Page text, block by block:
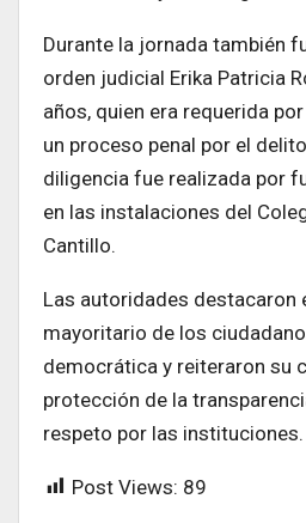
Durante la jornada también
orden judicial Erika Patricia
años, quien era requerida
un proceso penal por el
diligencia fue realizada por
en las instalaciones del
Cantillo.
Las autoridades destacaron
mayoritario de los
democrática y reiteraron su
protección de la
respeto por las instituciones.
Post Views: 89